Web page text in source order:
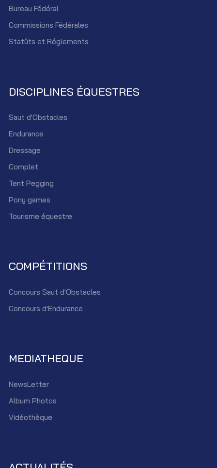
Bureau Fédéral
Commissions Fédérales
Statûts et Réglements
DISCIPLINES ÉQUESTRES
Saut d'Obstacles
Endurance
Dressage
Complet
Tent Pegging
Pony games
Tourisme équestre
COMPÉTITIONS
Concours Saut d'Obstacles
Concours d'Endurance
MEDIATHEQUE
NewsLetter
Album Photos
Vidéothèque